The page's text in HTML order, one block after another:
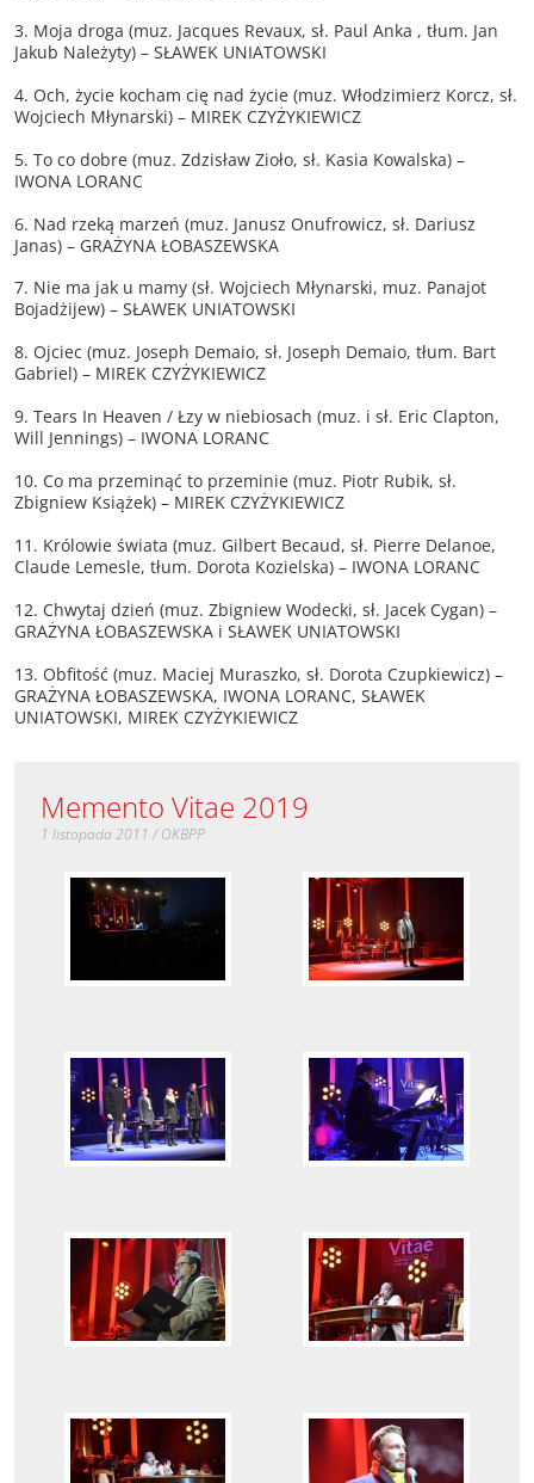
3. Moja droga (muz. Jacques Revaux, sł. Paul Anka , tłum. Jan
Jakub Należyty) – SŁAWEK UNIATOWSKI
4. Och, życie kocham cię nad życie (muz. Włodzimierz Korcz, sł.
Wojciech Młynarski) – MIREK CZYŻYKIEWICZ
5. To co dobre (muz. Zdzisław Zioło, sł. Kasia Kowalska) –
IWONA LORANC
6. Nad rzeką marzeń (muz. Janusz Onufrowicz, sł. Dariusz
Janas) – GRAŻYNA ŁOBASZEWSKA
7. Nie ma jak u mamy (sł. Wojciech Młynarski, muz. Panajot
Bojadżijew) – SŁAWEK UNIATOWSKI
8. Ojciec (muz. Joseph Demaio, sł. Joseph Demaio, tłum. Bart
Gabriel) – MIREK CZYŻYKIEWICZ
9. Tears In Heaven / Łzy w niebiosach (muz. i sł. Eric Clapton,
Will Jennings) – IWONA LORANC
10. Co ma przeminąć to przeminie (muz. Piotr Rubik, sł.
Zbigniew Książek) – MIREK CZYŻYKIEWICZ
11. Królowie świata (muz. Gilbert Becaud, sł. Pierre Delanoe,
Claude Lemesle, tłum. Dorota Kozielska) – IWONA LORANC
12. Chwytaj dzień (muz. Zbigniew Wodecki, sł. Jacek Cygan) –
GRAŻYNA ŁOBASZEWSKA i SŁAWEK UNIATOWSKI
13. Obfitość (muz. Maciej Muraszko, sł. Dorota Czupkiewicz) –
GRAŻYNA ŁOBASZEWSKA, IWONA LORANC, SŁAWEK
UNIATOWSKI, MIREK CZYŻYKIEWICZ
Memento Vitae 2019
1 listopada 2011 / OKBPP